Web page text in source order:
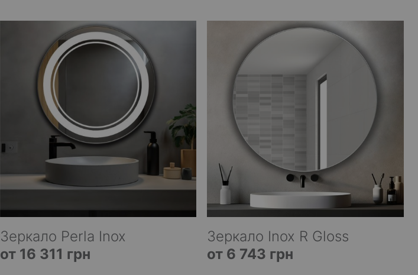
Зеркало Perla Inox
от 16 311 грн
Зеркало Inox R Gloss
от 6 743 грн